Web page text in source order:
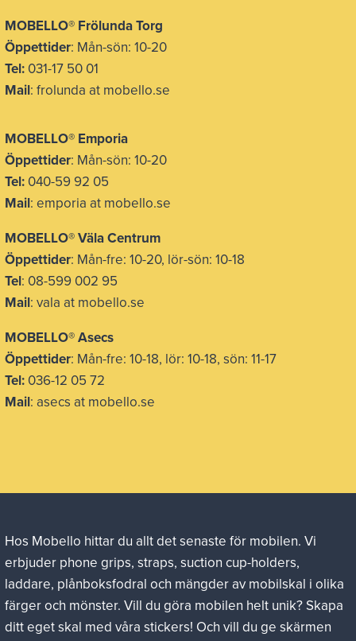
MOBELLO® Frölunda Torg
Öppettider: Mån-sön: 10-20
Tel: 031-17 50 01
Mail: frolunda at mobello.se
MOBELLO® Emporia
Öppettider: Mån-sön: 10-20
Tel: 040-59 92 05
Mail: emporia at mobello.se
MOBELLO® Väla Centrum
Öppettider: Mån-fre: 10-20, lör-sön: 10-18
Tel: 08-599 002 95
Mail: vala at mobello.se
MOBELLO® Asecs
Öppettider: Mån-fre: 10-18, lör: 10-18, sön: 11-17
Tel: 036-12 05 72
Mail: asecs at mobello.se
Hos Mobello hittar du allt det senaste för mobilen. Vi
erbjuder phone grips, straps, suction cup-holders,
laddare, plånboksfodral och mängder av mobilskal i olika
färger och mönster. Vill du göra mobilen helt unik? Skapa
ditt eget skal med våra stickers! Och vill du ge skärmen